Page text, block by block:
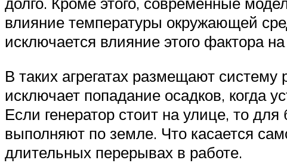
влияние температуры окружающей
исключается влияние этого фактора
В таких агрегатах размещают
исключает попадание осадков, когда
Если генератор стоит на улице, то
выполняют по земле. Что касается
длительных перерывах в работе.